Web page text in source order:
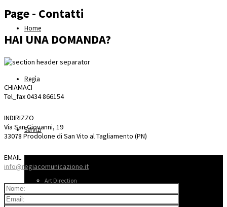
Home
Regìa
Servizi
Art Direction
Page - Contatti
HAI UNA DOMANDA?
CHIAMACI
Tel_fax 0434 866154
INDIRIZZO
Via San Giovanni, 19
33078 Prodolone di San Vito al Tagliamento (PN)
EMAIL
info@regiacomunicazione.it